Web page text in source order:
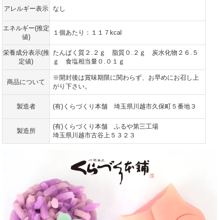
アレルギー表示 なし
エネルギー(推定
値)
１個あたり：１１７kcal
栄養成分表示(推
定値)
たんぱく質２.２ｇ 脂質０.２ｇ 炭水化物２６.５
ｇ 食塩相当量０.０１ｇ
商品について
※開封後は賞味期限に関わらず、お早めにお召し上
がり下さい。
製造者 (有)くらづくり本舗 埼玉県川越市久保町５番地３
製造所
(有)くらづくり本舗 ふるや第三工場
埼玉県川越市古谷上５３２３